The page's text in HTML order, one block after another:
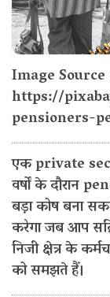
Image Source
https://
pensioners-
एक private
वर्षों के दौरान
बड़ा कोष बना
करेगा जब आप
निजी क्षेत्र के
को समझते हैं।